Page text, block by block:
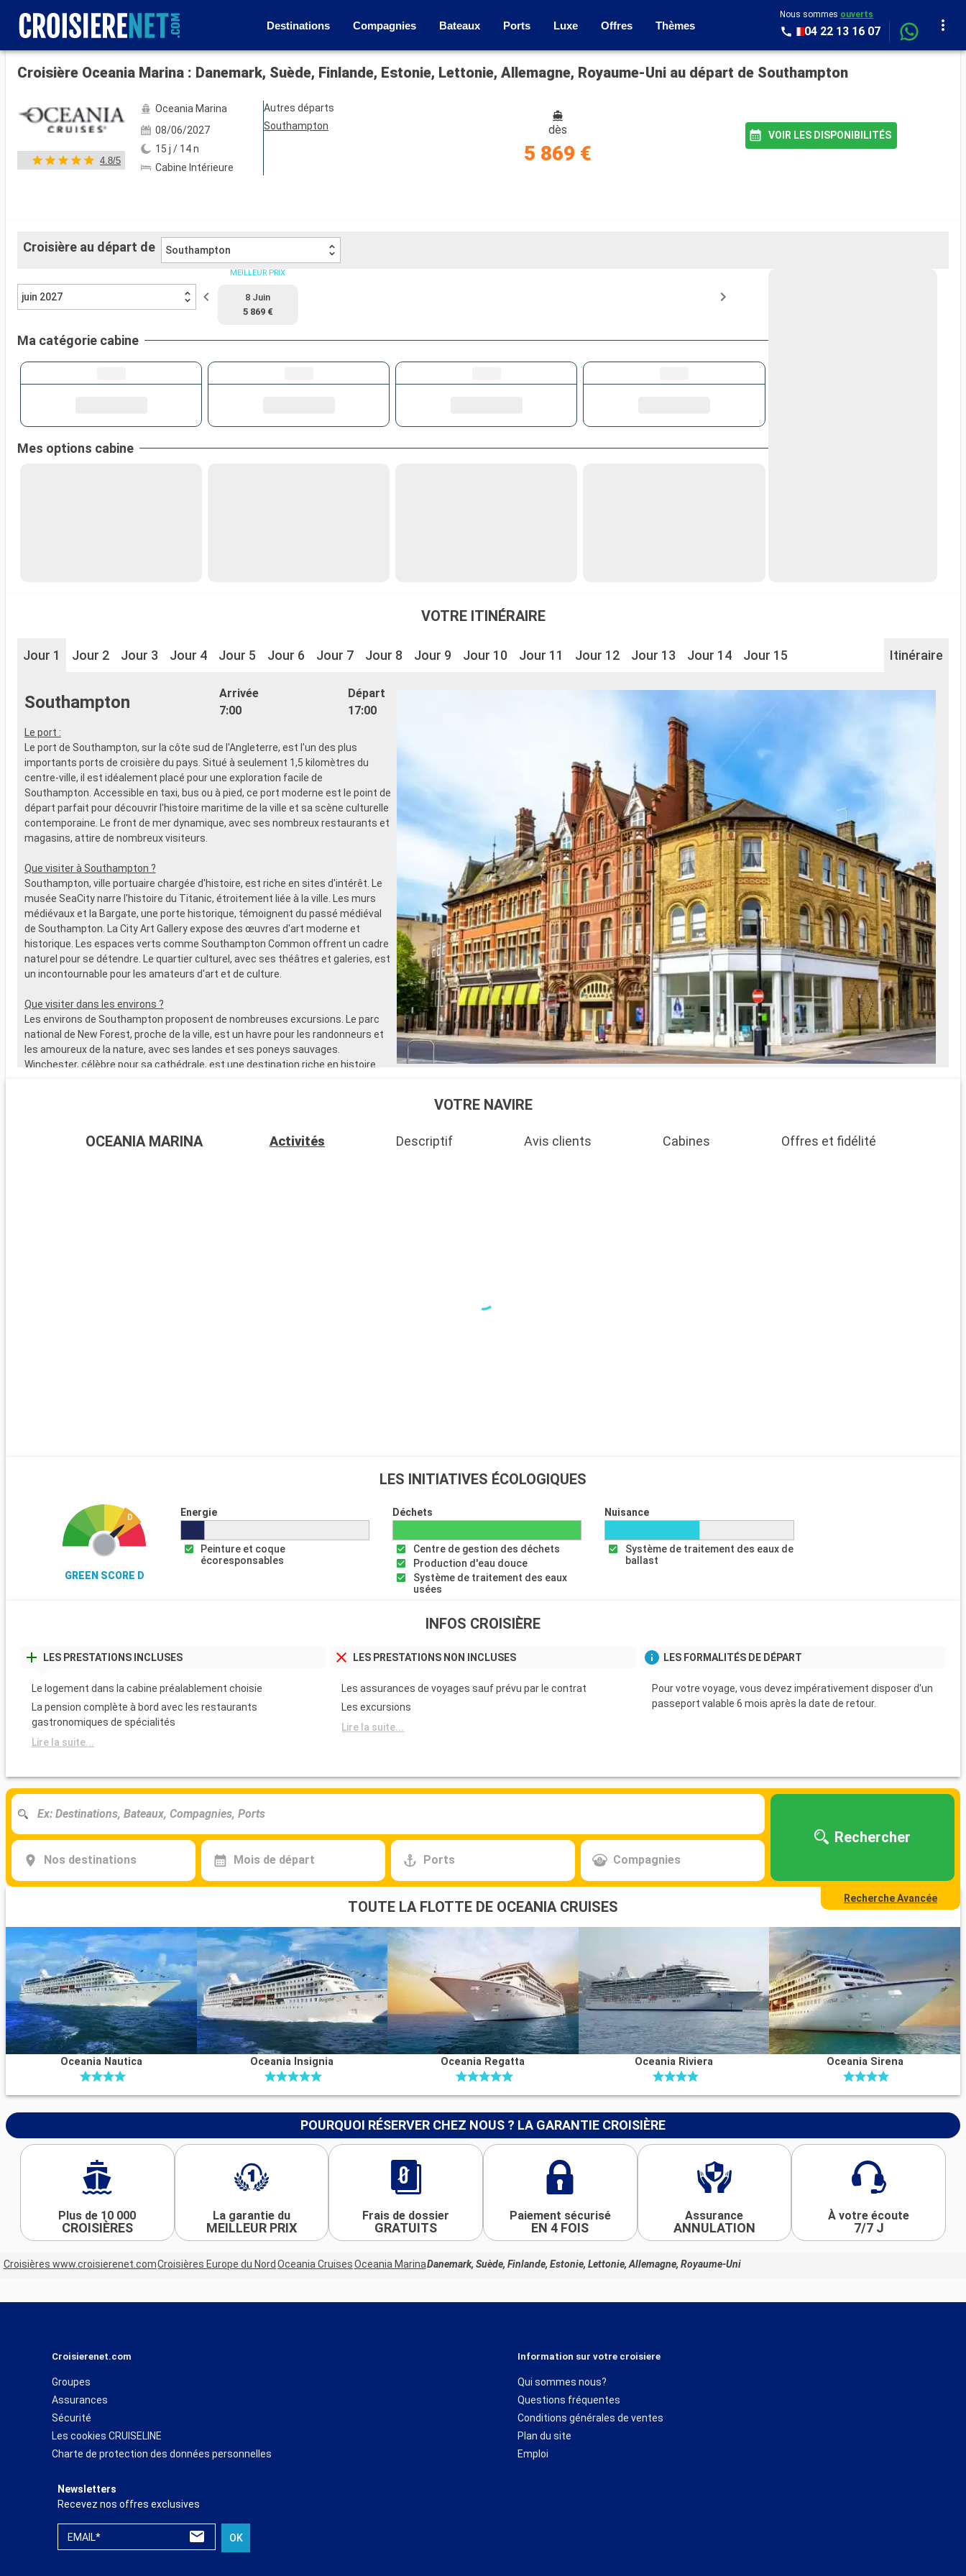
Destinations Compagnies Bateaux Ports Luxe Offres Thèmes
Nous sommes ouverts
04 22 13 16 07
Voir les 48 autres photos
Croisière Oceania Marina : Danemark, Suède, Finlande, Estonie, Lettonie, Allemagne, Royaume-Uni au départ de Southampton
4.8/5
Oceania Marina
08/06/2027
15 j / 14 n
Cabine Intérieure
Autres départs
Southampton
dès
5 869 €
VOIR LES DISPONIBILITÉS
Croisière au départ de Southampton
juin 2027
MEILLEUR PRIX
8 Juin
5 869 €
Ma catégorie cabine
Mes options cabine
VOTRE ITINÉRAIRE
Jour 1 Jour 2 Jour 3 Jour 4 Jour 5 Jour 6 Jour 7 Jour 8 Jour 9 Jour 10 Jour 11 Jour 12 Jour 13 Jour 14 Jour 15 Itinéraire
Southampton
Arrivée
7:00
Départ
17:00
Le port :
Le port de Southampton, sur la côte sud de l'Angleterre, est l'un des plus
importants ports de croisière du pays. Situé à seulement 1,5 kilomètres du
centre-ville, il est idéalement placé pour une exploration facile de
Southampton. Accessible en taxi, bus ou à pied, ce port moderne est le point de
départ parfait pour découvrir l'histoire maritime de la ville et sa scène culturelle
contemporaine. Le front de mer dynamique, avec ses nombreux restaurants et
magasins, attire de nombreux visiteurs.
Que visiter à Southampton ?
Southampton, ville portuaire chargée d'histoire, est riche en sites d'intérêt. Le
musée SeaCity narre l'histoire du Titanic, étroitement liée à la ville. Les murs
médiévaux et la Bargate, une porte historique, témoignent du passé médiéval
de Southampton. La City Art Gallery expose des œuvres d'art moderne et
historique. Les espaces verts comme Southampton Common offrent un cadre
naturel pour se détendre. Le quartier culturel, avec ses théâtres et galeries, est
un incontournable pour les amateurs d'art et de culture.
Que visiter dans les environs ?
Les environs de Southampton proposent de nombreuses excursions. Le parc
national de New Forest, proche de la ville, est un havre pour les randonneurs et
les amoureux de la nature, avec ses landes et ses poneys sauvages.
Winchester, célèbre pour sa cathédrale, est une destination riche en histoire.
VOTRE NAVIRE
OCEANIA MARINA Activités Descriptif Avis clients Cabines Offres et fidélité
LES INITIATIVES ÉCOLOGIQUES
GREEN SCORE D
Energie
Peinture et coque
écoresponsables
Déchets
Centre de gestion des déchets
Production d'eau douce
Système de traitement des eaux
usées
Nuisance
Système de traitement des eaux de
ballast
INFOS CROISIÈRE
LES PRESTATIONS INCLUSES
Le logement dans la cabine préalablement choisie
La pension complète à bord avec les restaurants
gastronomiques de spécialités
Lire la suite...
LES PRESTATIONS NON INCLUSES
Les assurances de voyages sauf prévu par le contrat
Les excursions
Lire la suite...
LES FORMALITÉS DE DÉPART
Pour votre voyage, vous devez impérativement disposer d'un
passeport valable 6 mois après la date de retour.
Nos destinations Mois de départ Ports Compagnies
Rechercher
Recherche Avancée
TOUTE LA FLOTTE DE OCEANIA CRUISES
Oceania Nautica Oceania Insignia Oceania Regatta Oceania Riviera Oceania Sirena
POURQUOI RÉSERVER CHEZ NOUS ? LA GARANTIE CROISIÈRE
Plus de 10 000
CROISIÈRES
La garantie du
MEILLEUR PRIX
Frais de dossier
GRATUITS
Paiement sécurisé
EN 4 FOIS
Assurance
ANNULATION
À votre écoute
7/7 J
Croisières www.croisierenet.comCroisières Europe du Nord Oceania CruisesOceania MarinaDanemark, Suède, Finlande, Estonie, Lettonie, Allemagne, Royaume-Uni
Croisierenet.com
Groupes
Assurances
Sécurité
Les cookies CRUISELINE
Charte de protection des données personnelles
Information sur votre croisiere
Qui sommes nous?
Questions fréquentes
Conditions générales de ventes
Plan du site
Emploi
Newsletters
Recevez nos offres exclusives
EMAIL* OK